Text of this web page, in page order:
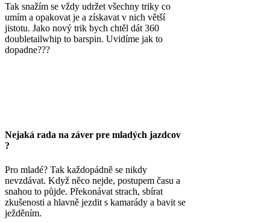
Tak snažím se vždy udržet všechny triky co
umím a opakovat je a získavat v nich větší
jistotu. Jako nový trik bych chtěl dát 360
doubletailwhip to barspin. Uvidíme jak to
dopadne???
Nejaká rada na záver pre mladých jazdcov
?
Pro mladé? Tak každopádně se nikdy
nevzdávat. Když něco nejde, postupem času a
snahou to půjde. Překonávat strach, sbírat
zkušenosti a hlavně jezdit s kamarády a bavit se
ježděním.